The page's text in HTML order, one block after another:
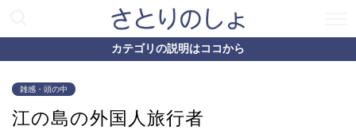
カテゴリの説明はココから
雑感・頭の中
江の島の外国人旅行者